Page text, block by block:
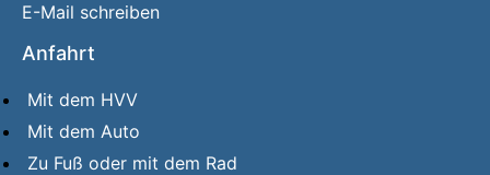
E-Mail schreiben
Anfahrt
Mit dem HVV
Mit dem Auto
Zu Fuß oder mit dem Rad